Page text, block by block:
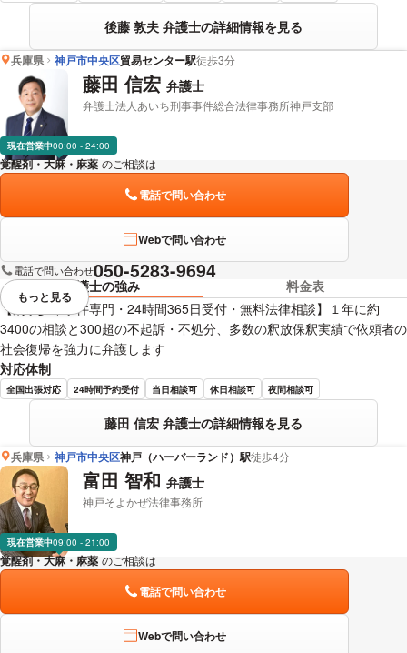
後藤 敦夫 弁護士の詳細情報を見る
兵庫県 神戸市中央区貿易センター駅徒歩3分
藤田 信宏 弁護士
弁護士法人あいち刑事事件総合法律事務所神戸支部
現在営業中00:00 - 24:00
覚醒剤・大麻・麻薬 のご相談は
電話で問い合わせ
Webで問い合わせ
電話で問い合わせ050-5283-9694
弁護士の強み
料金表
【刑事少年事件専門・24時間365日受付・無料法律相談】１年に約
3400の相談と300超の不起訴・不処分、多数の釈放保釈実績で依頼者の
社会復帰を強力に弁護します
対応体制
全国出張対応 24時間予約受付 当日相談可 休日相談可 夜間相談可
藤田 信宏 弁護士の詳細情報を見る
視覚的に省略されている要素を
もっと見る
兵庫県 神戸市中央区神戸（ハーバーランド）駅徒歩4分
富田 智和 弁護士
神戸そよかぜ法律事務所
現在営業中09:00 - 21:00
覚醒剤・大麻・麻薬 のご相談は
電話で問い合わせ
Webで問い合わせ